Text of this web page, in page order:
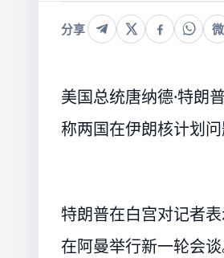
分享 微
美国总统唐纳德·特朗
称两国在伊朗核计划问
特朗普在白宫对记者
在阿曼举行新一轮会谈